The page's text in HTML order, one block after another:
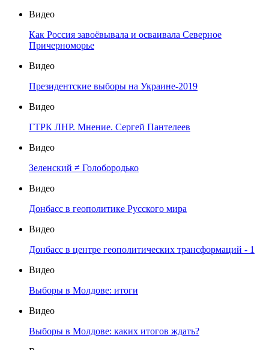
Видео
Как Россия завоёвывала и осваивала Северное
Причерноморье
Видео
Президентские выборы на Украине-2019
Видео
ГТРК ЛНР. Мнение. Сергей Пантелеев
Видео
Зеленский ≠ Голобородько
Видео
Донбасс в геополитике Русского мира
Видео
Донбасс в центре геополитических трансформаций - 1
Видео
Выборы в Молдове: итоги
Видео
Выборы в Молдове: каких итогов ждать?